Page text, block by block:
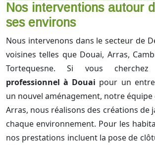
Nos interventions autour
ses environs
Nous intervenons dans le secteur de
voisines telles que Douai, Arras,
Tortequesne. Si vous
professionnel à Douai pour un
un nouvel aménagement, notre équipe
Arras, nous réalisons des créations de
chaque environnement. Pour les
nos prestations incluent la pose de